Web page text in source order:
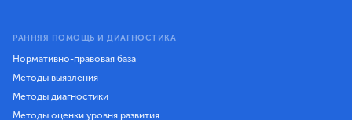
РАННЯЯ ПОМОЩЬ И ДИАГНОСТИКА
Нормативно-правовая база
Методы выявления
Методы диагностики
Методы оценки уровня развития